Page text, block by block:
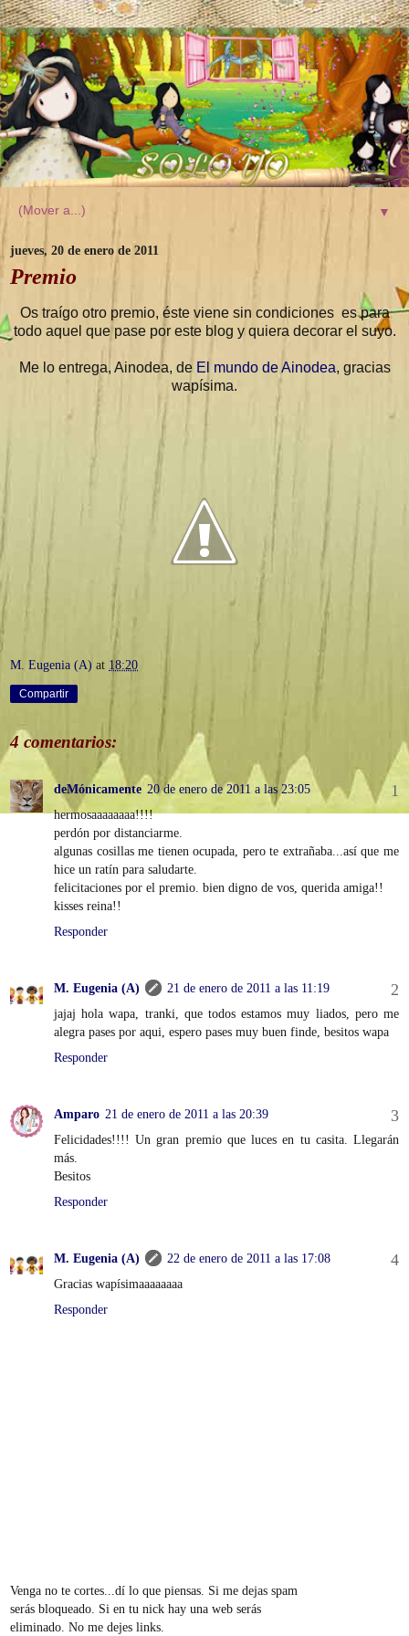
▼
jueves, 20 de enero de 2011
Premio
Os traígo otro premio, éste viene sin condiciones es para
todo aquel que pase por este blog y quiera decorar el suyo.
Me lo entrega, Ainodea, de El mundo de Ainodea, gracias
wapísima.
M. Eugenia (A) at 18:20
Compartir
4 comentarios:
deMónicamente 20 de enero de 2011 a las 23:05
hermosaaaaaaaa!!!!
perdón por distanciarme.
algunas cosillas me tienen ocupada, pero te extrañaba...así que me
hice un ratín para saludarte.
felicitaciones por el premio. bien digno de vos, querida amiga!!
kisses reina!!
Responder
M. Eugenia (A)
21 de enero de 2011 a las 11:19
jajaj hola wapa, tranki, que todos estamos muy liados, pero me
alegra pases por aqui, espero pases muy buen finde, besitos wapa
Responder
Amparo 21 de enero de 2011 a las 20:39
Felicidades!!!! Un gran premio que luces en tu casita. Llegarán
más.
Besitos
Responder
M. Eugenia (A)
22 de enero de 2011 a las 17:08
Gracias wapísimaaaaaaaa
Responder
Venga no te cortes...dí lo que piensas. Si me dejas spam
serás bloqueado. Si en tu nick hay una web serás
eliminado. No me dejes links.